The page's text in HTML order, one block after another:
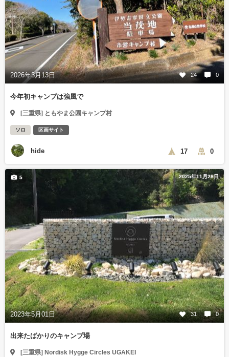
2026年3月13日 24 0
今年初キャンプは強風で
[三重県] ともやま公園キャンプ村
ソロ 区画サイト
hide 17 0
2025年11月28日
2023年5月01日 31 0
5
出来たばかりのキャンプ場
[三重県] Nordisk Hygge Circles UGAKEI